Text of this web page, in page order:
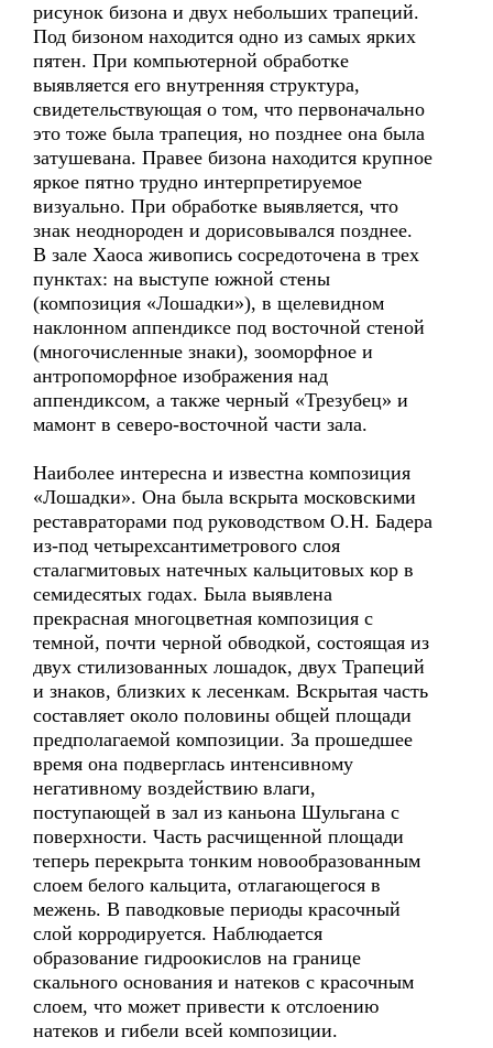
рисунок бизона и двух небольших трапеций.
Под бизоном находится одно из самых ярких
пятен. При компьютерной обработке
выявляется его внутренняя структура,
свидетельствующая о том, что первоначально
это тоже была трапеция, но позднее она была
затушевана. Правее бизона находится крупное
яркое пятно трудно интерпретируемое
визуально. При обработке выявляется, что
знак неоднороден и дорисовывался позднее.
В зале Хаоса живопись сосредоточена в трех
пунктах: на выступе южной стены
(композиция «Лошадки»), в щелевидном
наклонном аппендиксе под восточной стеной
(многочисленные знаки), зооморфное и
антропоморфное изображения над
аппендиксом, а также черный «Трезубец» и
мамонт в северо-восточной части зала.
Наиболее интересна и известна композиция
«Лошадки». Она была вскрыта московскими
реставраторами под руководством О.Н. Бадера
из-под четырехсантиметрового слоя
сталагмитовых натечных кальцитовых кор в
семидесятых годах. Была выявлена
прекрасная многоцветная композиция с
темной, почти черной обводкой, состоящая из
двух стилизованных лошадок, двух Трапеций
и знаков, близких к лесенкам. Вскрытая часть
составляет около половины общей площади
предполагаемой композиции. За прошедшее
время она подверглась интенсивному
негативному воздействию влаги,
поступающей в зал из каньона Шульгана с
поверхности. Часть расчищенной площади
теперь перекрыта тонким новообразованным
слоем белого кальцита, отлагающегося в
межень. В паводковые периоды красочный
слой корродируется. Наблюдается
образование гидроокислов на границе
скального основания и натеков с красочным
слоем, что может привести к отслоению
натеков и гибели всей композиции.